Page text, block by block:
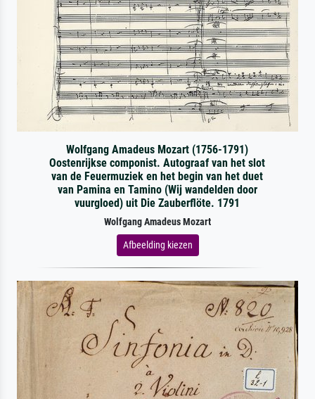
Wolfgang Amadeus Mozart (1756-1791)
Oostenrijkse componist. Autograaf van het slot
van de Feuermuziek en het begin van het duet
van Pamina en Tamino (Wij wandelden door
vuurgloed) uit Die Zauberflöte. 1791
Wolfgang Amadeus Mozart
Afbeelding kiezen